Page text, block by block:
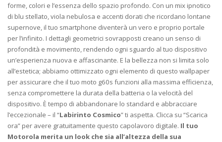
forme, colori e l’essenza dello spazio profondo. Con un mix ipnotico
di blu stellato, viola nebulosa e accenti dorati che ricordano lontane
supernove, il tuo smartphone diventerà un vero e proprio portale
per l’infinito. I dettagli geometrici sovrapposti creano un senso di
profondità e movimento, rendendo ogni sguardo al tuo dispositivo
un’esperienza nuova e affascinante. E la bellezza non si limita solo
all’estetica; abbiamo ottimizzato ogni elemento di questo wallpaper
per assicurare che il tuo moto g60s funzioni alla massima efficienza,
senza compromettere la durata della batteria o la velocità del
dispositivo. È tempo di abbandonare lo standard e abbracciare
l’eccezionale – il “Labirinto Cosmico” ti aspetta. Clicca su “Scarica
ora” per avere gratuitamente questo capolavoro digitale. Il tuo
Motorola merita un look che sia all’altezza della sua